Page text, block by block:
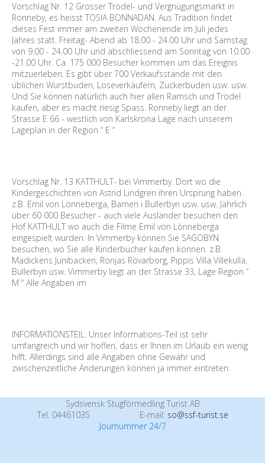
Vorschlag Nr. 12 Grosser Trödel- und Vergnügungsmarkt in
Ronneby, es heisst TOSIA BONNADAN. Aus Tradition findet
dieses Fest immer am zweiten Wochenende im Juli jedes
Jahres statt. Freitag- Abend ab 18.00 - 24.00 Uhr und Samstag
von 9.00 - 24.00 Uhr und abschliessend am Sonntag von 10.00
-21.00 Uhr. Ca. 175 000 Besucher kommen um das Ereignis
mitzuerleben. Es gibt über 700 Verkaufsstände mit den
üblichen Wurstbuden, Loseverkäufern, Zuckerbuden usw. usw.
Und Sie können natürlich auch hier allen Ramsch und Trödel
kaufen, aber es macht riesig Spass. Ronneby liegt an der
Strasse E 66 - westlich von Karlskrona Lage nach unserem
Lageplan in der Region “ E “
Vorschlag Nr. 13 KATTHULT- bei Vimmerby. Dort wo die
Kindergeschichten von Astrid Lindgren ihren Ursprung haben.
z.B. Emil von Lönneberga, Barnen i Bullerbyn usw. usw. Jährlich
über 60 000 Besucher - auch viele Ausländer besuchen den
Hof KATTHULT wo auch die Filme Emil von Lönneberga
eingespielt wurden. In Vimmerby können Sie SAGOBYN
besuchen, wo Sie alle Kinderbücher kaufen können. z.B.
Madickens Junibacken, Ronjas Rövarborg, Pippis Villa Villekulla,
Bullerbyn usw. Vimmerby liegt an der Strasse 33, Lage Region “
M “ Alle Angaben im
INFORMATIONSTEIL: Unser Informations-Teil ist sehr
umfangreich und wir hoffen, dass er Ihnen im Urlaub ein wenig
hilft. Allerdings sind alle Angaben ohne Gewähr und
zwischenzeitliche Änderungen können ja immer eintreten.
Sydsvensk Stugförmedling Turist AB
Tel. 04461035
E-mail: so@ssf-turist.se
Journummer 24/7